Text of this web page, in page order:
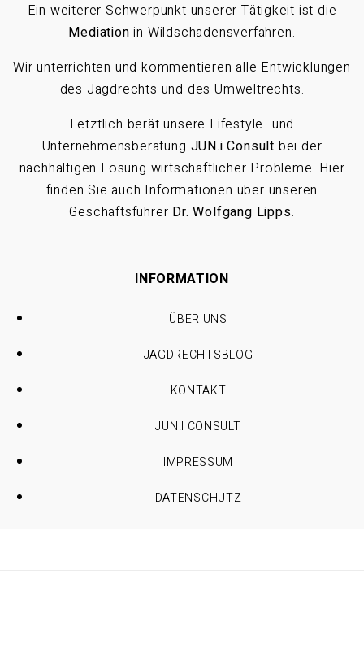
Ein weiterer Schwerpunkt unserer Tätigkeit ist die
Mediation in Wildschadensverfahren.
Wir unterrichten und kommentieren alle Entwicklungen
des Jagdrechts und des Umweltrechts.
Letztlich berät unsere Lifestyle- und
Unternehmensberatung JUN.i Consult bei der
nachhaltigen Lösung wirtschaftlicher Probleme. Hier
finden Sie auch Informationen über unseren
Geschäftsführer Dr. Wolfgang Lipps.
INFORMATION
ÜBER UNS
JAGDRECHTSBLOG
KONTAKT
JUN.I CONSULT
IMPRESSUM
DATENSCHUTZ